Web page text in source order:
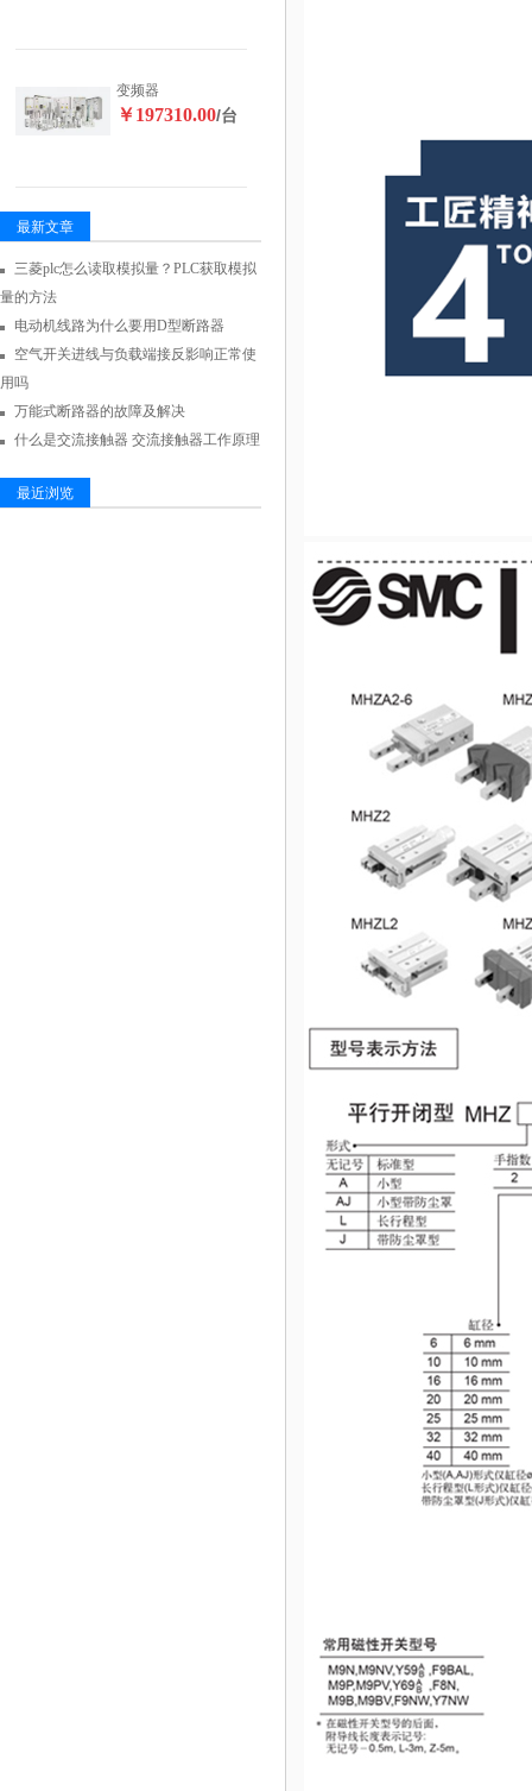
变频器
￥197310.00/台
最新文章
三菱plc怎么读取模拟量？PLC获取模拟
量的方法
电动机线路为什么要用D型断路器
空气开关进线与负载端接反影响正常使
用吗
万能式断路器的故障及解决
什么是交流接触器 交流接触器工作原理
最近浏览